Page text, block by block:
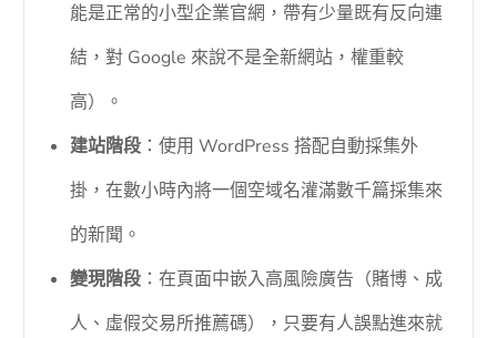
能是正常的小型企業官網，帶有少量既有反向連
結，對 Google 來說不是全新網站，權重較
高）。
建站階段 ：使用 WordPress 搭配自動採集外
掛，在數小時內將一個空域名灌滿數千篇採集來
的新聞。
變現階段 ：在頁面中嵌入高風險廣告（賭博、成
人、虛假交易所推薦碼），只要有人誤點進來就